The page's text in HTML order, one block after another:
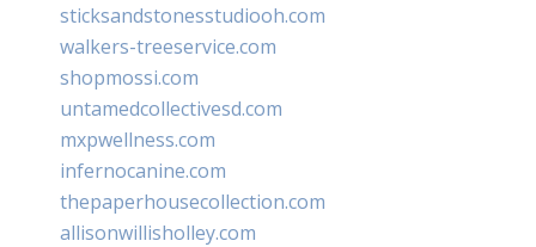
sticksandstonesstudiooh.com
walkers-treeservice.com
shopmossi.com
untamedcollectivesd.com
mxpwellness.com
infernocanine.com
thepaperhousecollection.com
allisonwillisholley.com